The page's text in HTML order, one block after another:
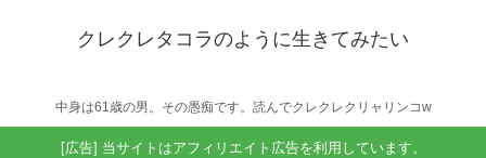
クレクレタコラのように生きてみたい
中身は61歳の男。その愚痴です。読んでクレクレクリャリンコw
[広告] 当サイトはアフィリエイト広告を利用しています。